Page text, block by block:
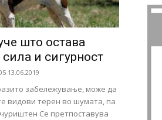
што остава
и сигурност
13.06.2019
забележување, може да
видови терен во шумата, па
Се претпоставува